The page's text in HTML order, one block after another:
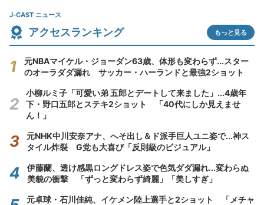
J-CAST ニュース
アクセスランキング もっと見る
元NBAマイケル・ジョーダン63歳、体形も変わらず...スター
のオーラダダ漏れ サッカー・ハーランドと最強2ショット
小柳ルミ子「可愛い弟 五郎とデートして来ました」...4歳年
下・野口五郎とステキ2ショット 「40代にしか見えませ
ん！」
元NHK中川安奈アナ、へそ出し＆ド派手巨人ユニ姿で...神ス
タイル炸裂 G党も大喜び「反則級のビジュアル」
伊藤蘭、透け感黒ロングドレス姿で色気ダダ漏れ...変わらぬ
美貌の衝撃 「ずっと変わらず綺麗」「美しすぎ」
元卓球・石川佳純、イケメン陸上選手と2ショット 「メチャ